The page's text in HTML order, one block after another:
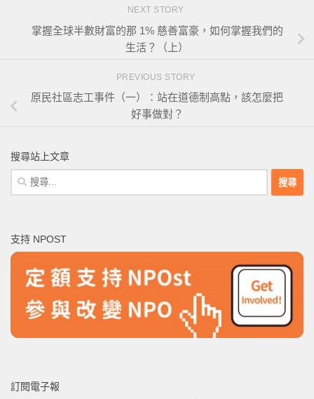
NEXT STORY
掌握全球半數財富的那 1% 慈善富豪，如何掌握我們的
生活？（上）
PREVIOUS STORY
原民社區志工事件（一）：站在道德制高點，該怎麼把
好事做對？
搜尋站上文章
搜
尋
字:
支持 NPOST
訂閱電子報